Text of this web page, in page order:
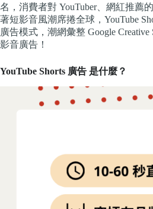
名，消費者對 YouTuber、網紅推薦
著短影音風潮席捲全球，YouTube
廣告模式，潮網彙整 Google
影音廣告！
YouTube Shorts 廣告 是什麼？